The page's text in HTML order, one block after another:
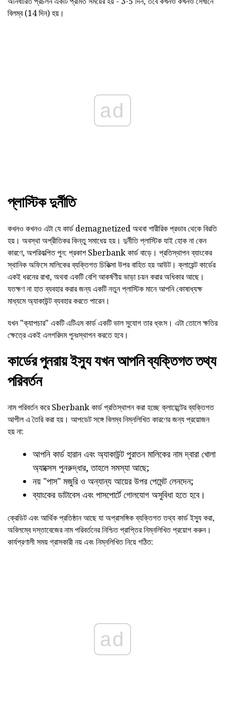
বিলম্ব (14 দিন) হয়।
ad
প্লাস্টিক দুর্নীতি
কখনও কখনও এটা যে কার্ড demagnetized অথবা শারীরিক প্রভাব থেকে বিরতি
হয়। অবস্থা অপ্রীতিকর কিন্তু সমাধেয় হয়। দুর্নীতি প্লাস্টিক যাই হোক না কেন
কারণে, অপরিকল্পিত পুন: প্রকাশ Sberbank কার্ড বাড়ে। প্রতিস্থাপন ব্যাংকের
স্থানিক অফিসে মালিকের ব্যক্তিগত চিকিত্সা উপর বাহিত হয় আউট। ক্লায়েন্ট কার্ডের
একই ধরনের রাখা, অথবা একটি বেশি আকর্ষণীয় ভাড়া চয়ন করার অধিকার আছে।
যতক্ষণ না হাত ব্যবহার করার জন্য একটি নতুন প্লাস্টিক মানে আপনি কোষাধ্যক্ষ
মাধ্যমে অ্যাকাউন্ট ব্যবহার করতে পারেন।
যখন "ক্যাপচার" একটি এটিএম কার্ড একটি ভাল সুযোগ তার ধ্বংস। এটা তোলে ক্ষতির
ক্ষেত্রে একই এলগরিদম পুনঃস্থাপন করতে হবে।
কার্ডের পুনরায় ইস্যু যখন আপনি ব্যক্তিগত তথ্য
পরিবর্তন
নাম পরিবর্তন করে Sberbank কার্ড প্রতিস্থাপন করা হচ্ছে ক্লায়েন্টের ব্যক্তিগত
আপীল এ তৈরি করা হয়। আপডেট সঙ্গে বিলম্ব নিম্নলিখিত কারণের জন্য প্রয়োজন
হয় না:
আপনি কার্ড হারান এবং অ্যাকাউন্ট পুরাতন মালিকের নাম দ্বারা খোলা
অ্যাক্সেস পুনরুদ্ধার, তাহলে সমস্যা আছে;
নয় "পাস" মজুরি ও অন্যান্য আয়ের উপর পেমেন্ট লেনদেন;
ব্যাংকের ডাটাবেস এবং পাসপোর্টে গোলযোগ অসুবিধা হতে হবে।
ক্রেডিট এবং আর্থিক প্রতিষ্ঠান আছে যা অপ্রাসঙ্গিক ব্যক্তিগত তথ্য কার্ড ইস্যু করা,
অবিলম্বে দস্তাবেজের নাম পরিবর্তনের নিশ্চিত প্রাপ্তির নিম্নলিখিত প্রয়োগ করুন।
কার্যপ্রণালী সময় গ্রাসকারী নয় এবং নিম্নলিখিত নিয়ে গঠিত:
ad